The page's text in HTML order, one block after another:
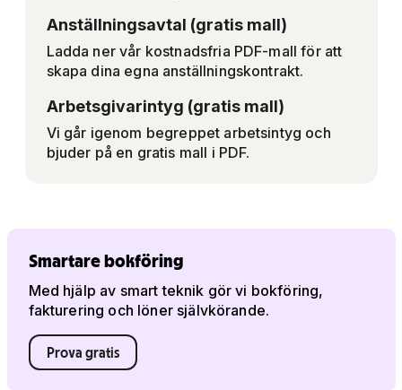
Anställningsavtal (gratis mall)
Ladda ner vår kostnadsfria PDF-mall för att
skapa dina egna anställningskontrakt.
Arbetsgivarintyg (gratis mall)
Vi går igenom begreppet arbetsintyg och
bjuder på en gratis mall i PDF.
Smartare bokföring
Med hjälp av smart teknik gör vi bokföring,
fakturering och löner självkörande.
Prova gratis